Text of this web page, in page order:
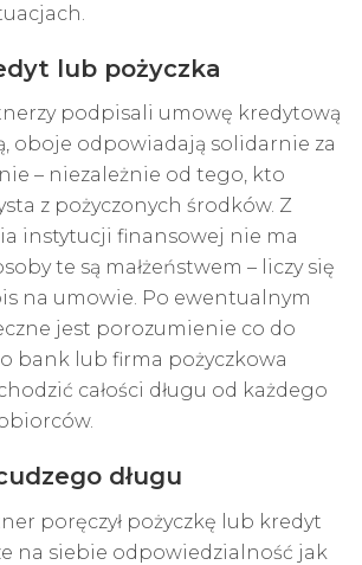
lub pożyczka
podpisali umowę kredytową
oboje odpowiadają solidarnie za
– niezależnie od tego, kto
z pożyczonych środków. Z
instytucji finansowej nie ma
te są małżeństwem – liczy się
na umowie. Po ewentualnym
jest porozumienie co do
bank lub firma pożyczkowa
całości długu od każdego
długu
poręczył pożyczkę lub kredyt
na siebie odpowiedzialność jak